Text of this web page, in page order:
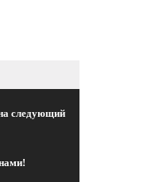
следующий